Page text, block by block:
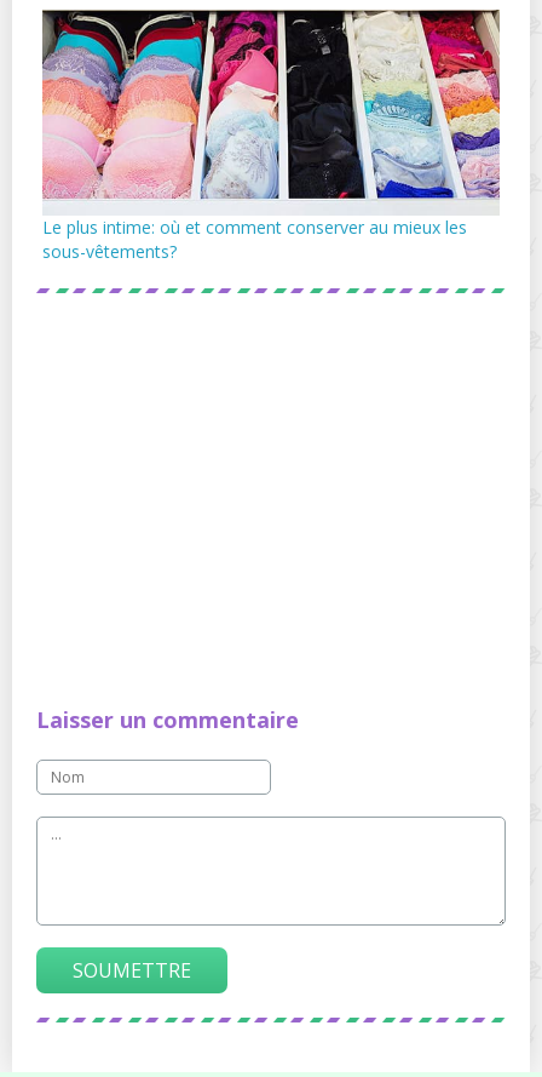
Le plus intime: où et comment conserver au mieux les
sous-vêtements?
Laisser un commentaire
SOUMETTRE